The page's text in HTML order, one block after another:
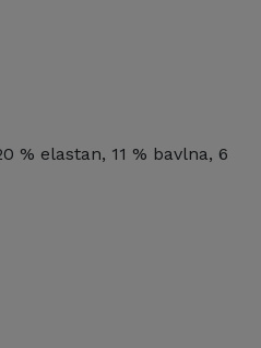
% elastan, 11 % bavlna, 6